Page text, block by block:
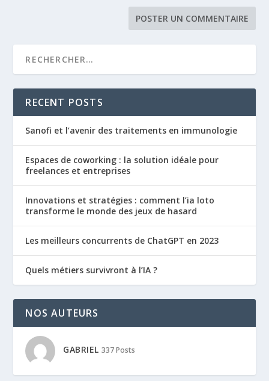
RECENT POSTS
Sanofi et l’avenir des traitements en immunologie
Espaces de coworking : la solution idéale pour
freelances et entreprises
Innovations et stratégies : comment l’ia loto
transforme le monde des jeux de hasard
Les meilleurs concurrents de ChatGPT en 2023
Quels métiers survivront à l’IA ?
NOS AUTEURS
GABRIEL 337 Posts